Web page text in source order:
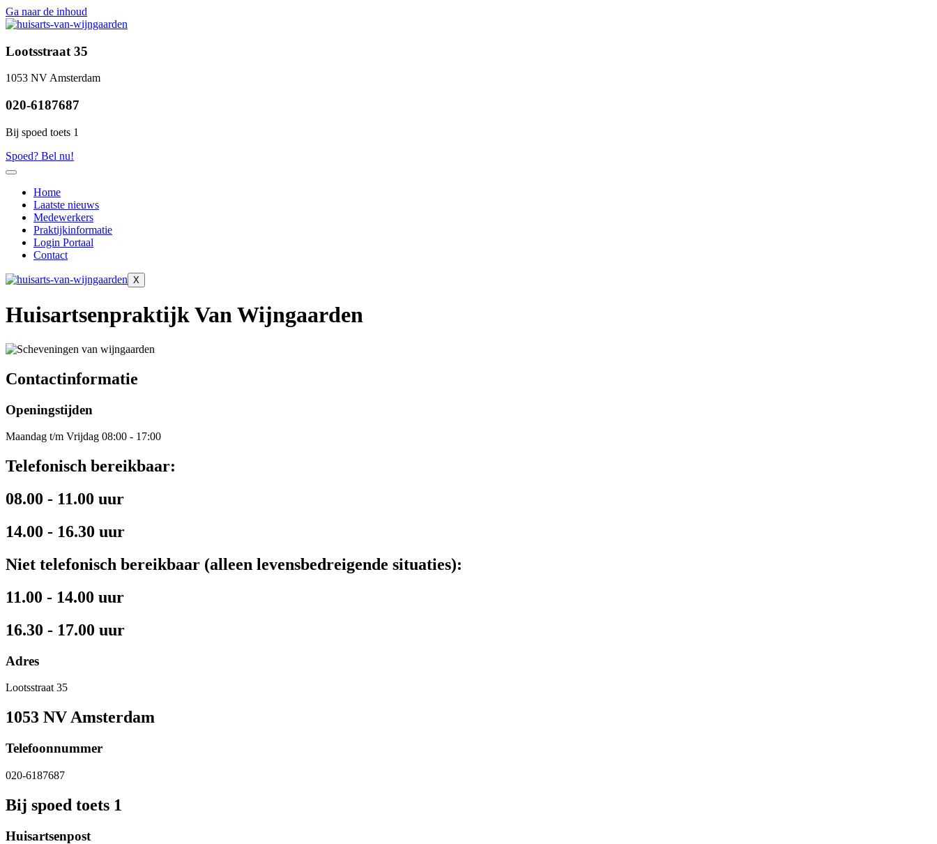
Ga naar de inhoud
Lootsstraat 35
1053 NV Amsterdam
020-6187687
Bij spoed toets 1
Spoed? Bel nu!
Home
Laatste nieuws
Medewerkers
Praktijkinformatie
Login Portaal
Contact
X
Huisartsenpraktijk Van Wijngaarden
Contactinformatie
Openingstijden
Maandag t/m Vrijdag 08:00 - 17:00
Telefonisch bereikbaar:
08.00 - 11.00 uur
14.00 - 16.30 uur
Niet telefonisch bereikbaar (alleen levensbedreigende situaties):
11.00 - 14.00 uur
16.30 - 17.00 uur
Adres
Lootsstraat 35
1053 NV Amsterdam
Telefoonnummer
020-6187687
Bij spoed toets 1
Huisartsenpost